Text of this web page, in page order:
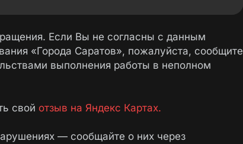
освобожден.
Если Вы не согласны с данным
«Города Саратов», пожалуйста, сообщите
выполнения работы в неполном
свой отзыв на Яндекс Картах.
— сообщайте о них через